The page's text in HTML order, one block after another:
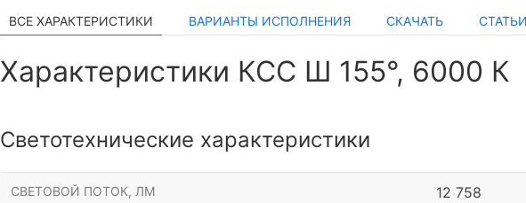
ВСЕ ХАРАКТЕРИСТИКИ ВАРИАНТЫ ИСПОЛНЕНИЯ СКАЧАТЬ
Характеристики КСС Ш 155°, 6000 К
Светотехнические характеристики
СВЕТОВОЙ ПОТОК, ЛМ 12 758